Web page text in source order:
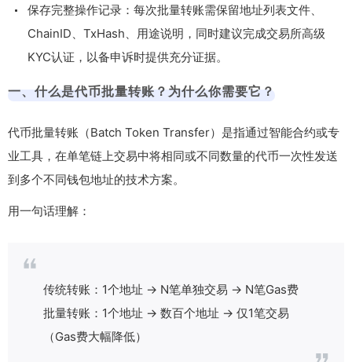
保存完整操作记录：每次批量转账需保留地址列表文件、
ChainID、TxHash、用途说明，同时建议完成交易所高级
KYC认证，以备申诉时提供充分证据。
一、什么是代币批量转账？为什么你需要它？
代币批量转账（Batch Token Transfer）是指通过智能合约或专
业工具，在单笔链上交易中将相同或不同数量的代币一次性发送
到多个不同钱包地址的技术方案。
用一句话理解：
传统转账：1个地址 → N笔单独交易 → N笔Gas费
批量转账：1个地址 → 数百个地址 → 仅1笔交易
（Gas费大幅降低）